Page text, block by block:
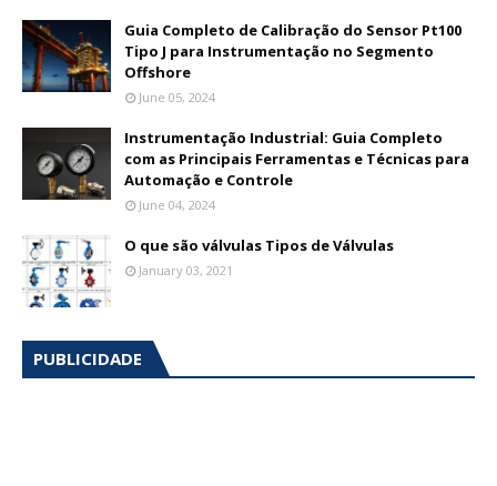
Guia Completo de Calibração do Sensor Pt100
Tipo J para Instrumentação no Segmento
Offshore
June 05, 2024
Instrumentação Industrial: Guia Completo
com as Principais Ferramentas e Técnicas para
Automação e Controle
June 04, 2024
O que são válvulas Tipos de Válvulas
January 03, 2021
PUBLICIDADE